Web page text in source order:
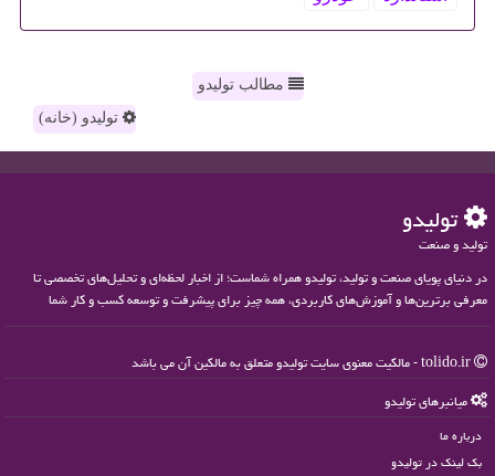
مطالب تولیدو
تولیدو (خانه)
تولیدو
تولید و صنعت
در دنیای پویای صنعت و تولید، تولیدو همراه شماست؛ از اخبار لحظه‌ای و تحلیل‌های تخصصی تا
معرفی برترین‌ها و آموزش‌های کاربردی، همه چیز برای پیشرفت و توسعه کسب و کار شما
میانبرهای تولیدو
درباره ما
بک لینک در تولیدو